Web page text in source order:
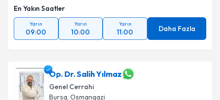
En Yakın Saatler
Yarın
09:00
Yarın
10:00
Yarın
11:00 Daha Fazla
Op. Dr. Salih Yılmaz
Genel Cerrahi
Bursa, Osmangazi